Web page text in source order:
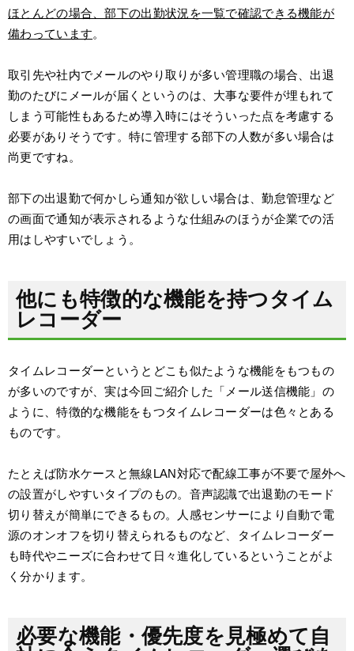
ほとんどの場合、部下の出勤状況を一覧で確認できる機能が
備わっています。
取引先や社内でメールのやり取りが多い管理職の場合、出退
勤のたびにメールが届くというのは、大事な要件が埋もれて
しまう可能性もあるため導入時にはそういった点を考慮する
必要がありそうです。特に管理する部下の人数が多い場合は
尚更ですね。
部下の出退勤で何かしら通知が欲しい場合は、勤怠管理など
の画面で通知が表示されるような仕組みのほうが企業での活
用はしやすいでしょう。
他にも特徴的な機能を持つタイム
レコーダー
タイムレコーダーというとどこも似たような機能をもつもの
が多いのですが、実は今回ご紹介した「メール送信機能」の
ように、特徴的な機能をもつタイムレコーダーは色々とある
ものです。
たとえば防水ケースと無線LAN対応で配線工事が不要で屋外へ
の設置がしやすいタイプのもの。音声認識で出退勤のモード
切り替えが簡単にできるもの。人感センサーにより自動で電
源のオンオフを切り替えられるものなど、タイムレコーダー
も時代やニーズに合わせて日々進化しているということがよ
く分かります。
必要な機能・優先度を見極めて自